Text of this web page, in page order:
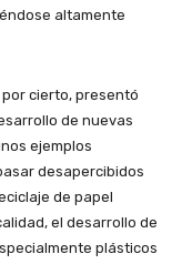
altamente
cierto, presentó
de nuevas
ejemplos
desapercibidos
de papel
el desarrollo de
plásticos